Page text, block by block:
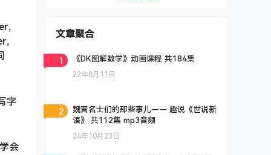
，
字
会
文章聚合
1 《DK图解数学》动画课程 共184集
22年8月11日
2
魏晋名士们的那些事儿—— 趣说《世说新
语》 共112集 mp3音频
24年10月23日